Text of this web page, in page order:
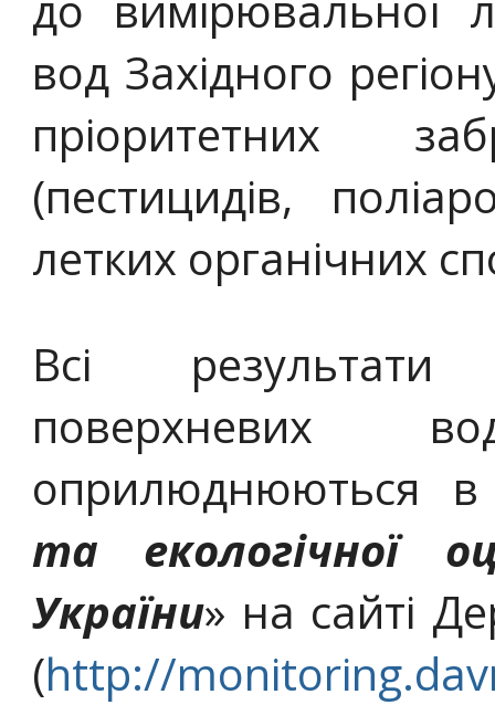
вод Західного
пріоритетних
(пестицидів,
летких органічних
Всі результати
поверхневих
оприлюднюються в
та екологічної
України» на сайті
(http://